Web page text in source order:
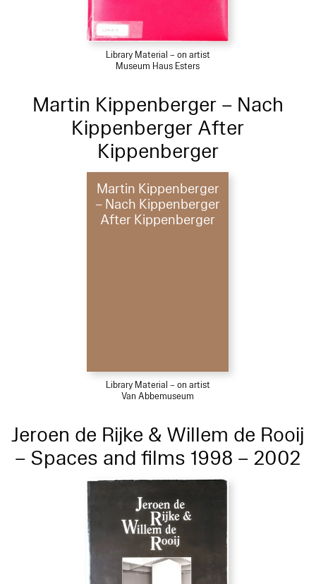
Library Material – on artist
Museum Haus Esters
Martin Kippenberger – Nach
Kippenberger After
Kippenberger
Martin Kippenberger
– Nach Kippenberger
After Kippenberger
Library Material – on artist
Van Abbemuseum
Jeroen de Rijke & Willem de Rooij
– Spaces and films 1998 – 2002